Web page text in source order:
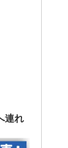
連れ